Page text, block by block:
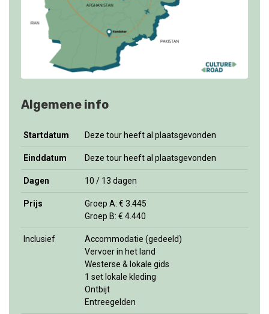
Algemene info
Startdatum Deze tour heeft al plaatsgevonden
Einddatum Deze tour heeft al plaatsgevonden
Dagen 10 / 13 dagen
Prijs
Groep A: € 3.445
Groep B: € 4.440
Inclusief
Accommodatie (gedeeld)
Vervoer in het land
Westerse & lokale gids
1 set lokale kleding
Ontbijt
Entreegelden